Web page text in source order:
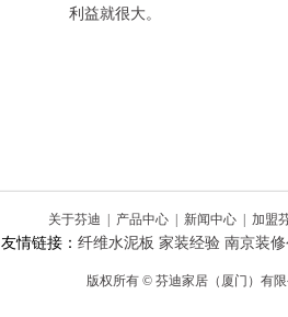
利益就很大。
关于芬迪 产品中心| 新闻中心| 加盟
友情链接： 纤维水泥板 家装经验 南京装
版权所有 © 芬迪家居（厦门）